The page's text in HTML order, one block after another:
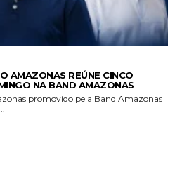
AMAZONAS REÚNE CINCO
NA BAND AMAZONAS
promovido pela Band Amazonas